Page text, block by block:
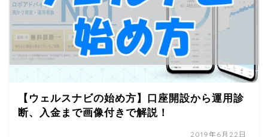
【ウェルスナビの始め方】口座開設から運用診
断、入金まで画像付きで解説！
2019年6月22日